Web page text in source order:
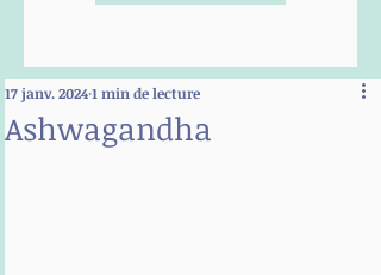
Ashwagandha
17 janv. 20241 min de lecture